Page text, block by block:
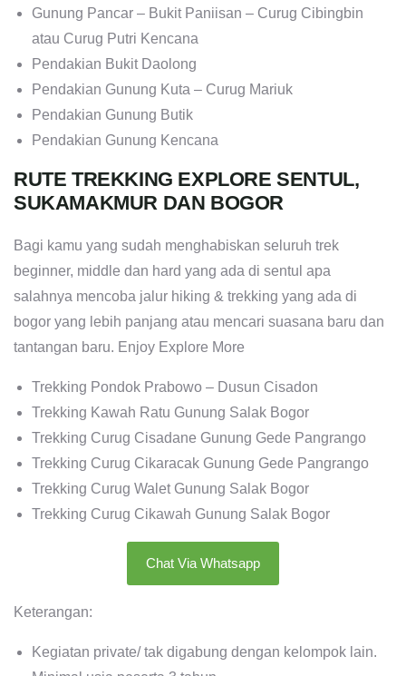
Gunung Pancar – Bukit Paniisan – Curug Cibingbin
atau Curug Putri Kencana
Pendakian Bukit Daolong
Pendakian Gunung Kuta – Curug Mariuk
Pendakian Gunung Butik
Pendakian Gunung Kencana
RUTE TREKKING EXPLORE SENTUL,
SUKAMAKMUR DAN BOGOR
Bagi kamu yang sudah menghabiskan seluruh trek
beginner, middle dan hard yang ada di sentul apa
salahnya mencoba jalur hiking & trekking yang ada di
bogor yang lebih panjang atau mencari suasana baru dan
tantangan baru. Enjoy Explore More
Trekking Pondok Prabowo – Dusun Cisadon
Trekking Kawah Ratu Gunung Salak Bogor
Trekking Curug Cisadane Gunung Gede Pangrango
Trekking Curug Cikaracak Gunung Gede Pangrango
Trekking Curug Walet Gunung Salak Bogor
Trekking Curug Cikawah Gunung Salak Bogor
Chat Via Whatsapp
Keterangan:
Kegiatan private/ tak digabung dengan kelompok lain.